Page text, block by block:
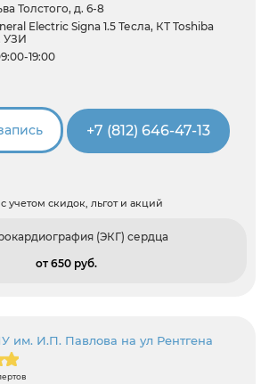
Толстого, д. 6-8
Electric Signa 1.5 Тесла, КТ Toshiba
УЗИ
19:00
+7 (812) 646-47-13
учетом скидок, льгот и акций
(ЭКГ) сердца
от 650 pуб.
им. И.П. Павлова на ул Рентгена